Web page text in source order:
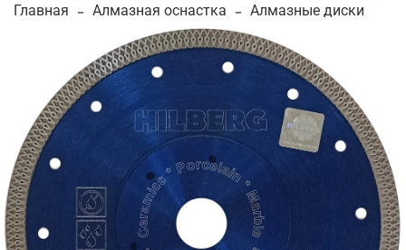
Главная Алмазная оснастка Алмазные диски